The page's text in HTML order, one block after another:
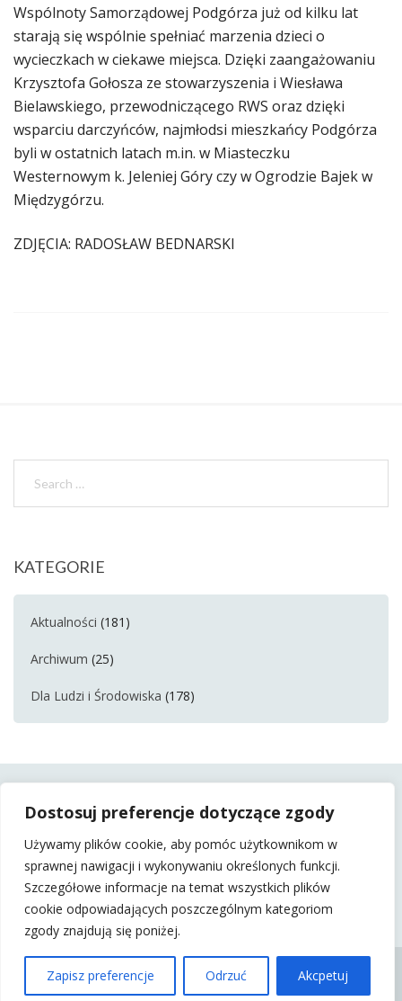
Dostosuj preferencje dotyczące zgody
Używamy plików cookie, aby pomóc użytkownikom w
sprawnej nawigacji i wykonywaniu określonych funkcji.
Szczegółowe informacje na temat wszystkich plików
cookie odpowiadających poszczególnym kategoriom
zgody znajdują się poniżej.
Zapisz preferencje Odrzuć Akcpetuj
Wspólnoty Samorządowej Podgórza już od kilku lat
starają się wspólnie spełniać marzenia dzieci o
wycieczkach w ciekawe miejsca. Dzięki zaangażowaniu
Krzysztofa Gołosza ze stowarzyszenia i Wiesława
Bielawskiego, przewodniczącego RWS oraz dzięki
wsparciu darczyńców, najmłodsi mieszkańcy Podgórza
byli w ostatnich latach m.in. w Miasteczku
Westernowym k. Jeleniej Góry czy w Ogrodzie Bajek w
Międzygórzu.
ZDJĘCIA: RADOSŁAW BEDNARSKI
KATEGORIE
Aktualności (181)
Archiwum (25)
Dla Ludzi i Środowiska (178)
WSZELKIE PRAWA
ZASTRZEŻONE